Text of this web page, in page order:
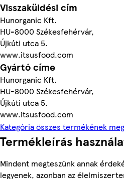
Visszaküldési cím
Hunorganic Kft.
HU-8000 Székesfehérvár,
Újkúti utca 5.
www.itsusfood.com
Gyártó címe
Hunorganic Kft.
HU-8000 Székesfehérvár,
Újkúti utca 5.
www.itsusfood.com
Kategória összes termékének
Termékleírás
Mindent megteszünk annak
legyenek, azonban az